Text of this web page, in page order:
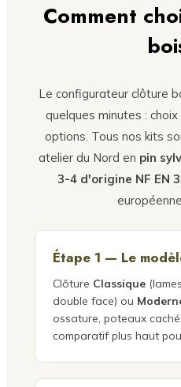
Comment
Le configurateur clôture
quelques minutes :
options. Tous nos kits
atelier du Nord en pin
3-4 d'origine NF EN
Étape 1 — Le
Clôture Classique
double face) ou
ossature, poteaux
comparatif plus haut